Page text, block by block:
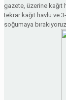
gazete, üzerine
tekrar kağıt havlu ve
soğumaya